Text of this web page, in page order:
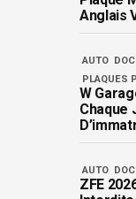
Anglais
AUTO
PLAQUES
W
Chaque
AUTO
ZFE